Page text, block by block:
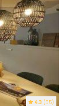
4.3 (55)